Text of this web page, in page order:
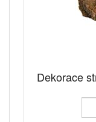
Dekorace